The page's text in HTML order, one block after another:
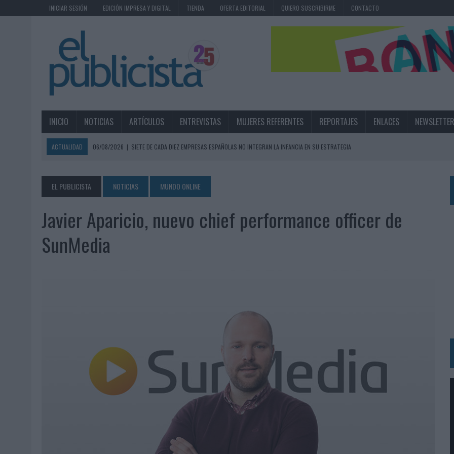
INICIAR SESIÓN EDICIÓN IMPRESA Y DIGITAL TIENDA OFERTA EDITORIAL QUIERO SUSCRIBIRME CONTACTO
INICIO NOTICIAS ARTÍCULOS ENTREVISTAS MUJERES REFERENTES REPORTAJES ENLACES NEWSLETTER
ACTUALIDAD 06/08/2026 | SIETE DE CADA DIEZ EMPRESAS ESPAÑOLAS NO INTEGRAN LA INFANCIA EN SU ESTRATEGIA
06/08/2026 | EL USO DE LA IA GENERATIVA ALCANZA YA AL 62% DE LOS ESPAÑOLES
06/08/2026
SYSTEM1 NOMBRA A KIMBERLY BASTONI COMO NUEVA DIRECTORA COMERCIAL GLOBAL
06/08/2026
FRIGO Y UNIQLO LANZAN UNA COLECCIÓN PERSONALIZABLE INSPIRADA EN CORNETTO, CALIPPO Y SOLERO
06/08/2026 | LA IA ESTÁ SUBIENDO EL LISTÓN DE LA CREATIVIDAD
LUIS ARQUILLOS (BURGO DE ARIAS): “LA CONSTRUCCIÓN DE MARCA A LARGO PLAZO Y LA MEDICIÓN SON DOS CARAS DE LA MISMA
‘EL PARAÍSO MÁS CERCA’, DE 22GRADOS PARA LOPESAN HOTELS & RESORTS
‘LA ÚNICA CERVEZA DEL MUNDO QUE SE DISFRUTA DOS VECES’, DE INUSUALY PARA CERVEZA CAPAZ
‘EL FÚTBOL SIN LAS PERSONAS’, DE DENTSU CREATIVE PARA ORANGE
CAPAZ, LA CERVEZA QUE CONVIERTE CADA BOTELLA EN UNA OPORTUNIDAD DE INCLUSIÓN
BABARIA Y MAXIBON SON ‘EL MATCH PERFECTO DEL VERANO’
AUDIBLE REIVINDICA EL PODER TRANSFORMADOR DEL AUDIO EN SU NUEVA CAMPAÑA GLOBAL DE MARCA
‘VUELVE EL FÚTBOL. VUELVE A SOÑAR’, DE VML PARA MOVISTAR
EL PUBLICISTA NOTICIAS MUNDO ONLINE
Javier Aparicio, nuevo chief performance officer de
SunMedia